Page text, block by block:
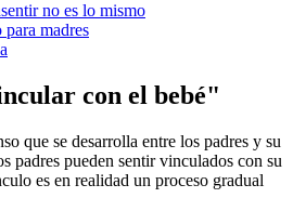
no es lo mismo
madres
con el bebé"
que se desarrolla entre los padres y su
padres pueden sentir vinculados con su
es en realidad un proceso gradual